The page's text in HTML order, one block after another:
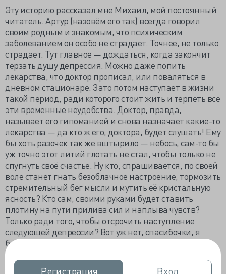
Регистрация
Регистрация Вход
Вход
Эту историю рассказал мне Михаил, мой постоянный
читатель. Артур (назовём его так) всегда говорил
своим родным и знакомым, что психическим
заболеванием он особо не страдает. Точнее, не только
страдает. Тут главное — дождаться, когда закончит
терзать душу депрессия. Можно даже попить
лекарства, что доктор прописал, или поваляться в
дневном стационаре. Зато потом наступает в жизни
такой период, ради которого стоит жить и терпеть все
эти временные неудобства. Доктор, правда,
называет его гипоманией и снова назначает какие-то
лекарства — да кто ж его, доктора, будет слушать! Ему
бы хоть разочек так же вштырило — небось, сам-то бы
уж точно этот литий глотать не стал, чтобы только не
спугнуть своё счастье. Ну кто, спрашивается, по своей
воле станет гнать безоблачное настроение, тормозить
стремительный бег мысли и мутить её кристальную
ясность? Кто сам, своими руками будет ставить
плотину на пути прилива сил и наплыва чувств?
Только ради того, чтобы отсрочить наступление
следующей депрессии? Вот уж нет, спасибочки, я
биполярщик, а не имбецил.
В эти самые счастливые и светлые периоды Артур